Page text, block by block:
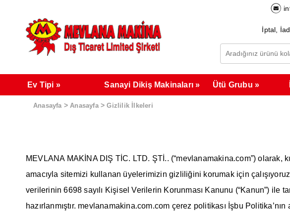
İptal,
Ev Tipi Sanayi Dikiş Makinaları Ütü Grubu
Anasayfa > Anasayfa>Gizlilik İlkeleri
MEVLANA MAKİNA DIŞ TİC. LTD. ŞTİ.. (“mevlanamakina.com”) olarak,
amacıyla sitemizi kullanan üyelerimizin gizliliğini korumak için
verilerinin 6698 sayılı Kişisel Verilerin Korunması Kanunu (“Kanun”) ile
hazırlanmıştır. mevlanamakina.com.com çerez politikası İşbu Politika’nın